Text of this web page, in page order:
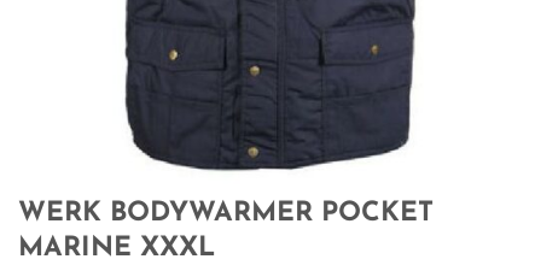
WERK BODYWARMER POCKET
MARINE XXXL